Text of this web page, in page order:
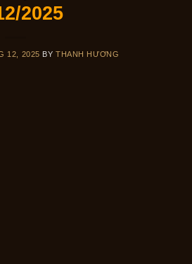
2025
12, 2025 BYTHANH HƯƠNG